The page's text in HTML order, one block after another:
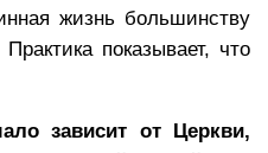
жизнь большинству
показывает, что
зависит от Церкви,